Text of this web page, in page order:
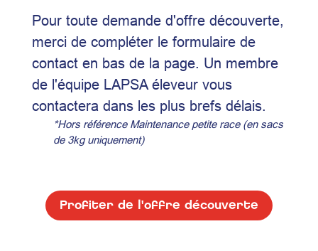
Pour toute demande d'offre découverte,
merci de compléter le formulaire de
contact en bas de la page. Un membre
de l'équipe LAPSA éleveur vous
contactera dans les plus brefs délais.
*Hors référence Maintenance petite race (en sacs
de 3kg uniquement)
Profiter de l'offre découverte